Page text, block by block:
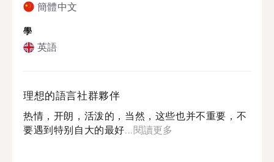
簡體中文
學
英語
理想的語言社群夥伴
热情，开朗，活泼的，当然，这些也并不重要，不
要遇到特别自大的最好...閱讀更多